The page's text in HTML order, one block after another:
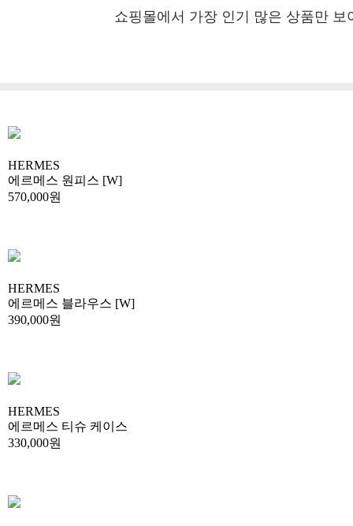
쇼핑몰에서 가장 인기 많은 상품만 보
HERMES
에르메스 원피스 [W]
570,000원
HERMES
에르메스 블라우스 [W]
390,000원
HERMES
에르메스 티슈 케이스
330,000원